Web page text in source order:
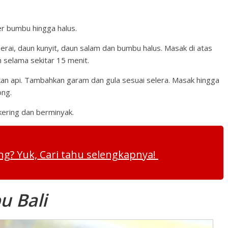
bumbu hingga halus.
daun kunyit, daun salam dan bumbu halus. Masak di atas
selama sekitar 15 menit.
api. Tambahkan garam dan gula sesuai selera. Masak hingga
dan berminyak.
Yuk, Cari tahu selengkapnya!
Bali